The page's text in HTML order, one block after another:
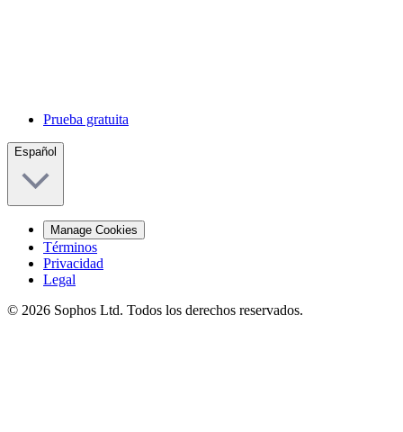
Prueba gratuita
Español
Manage Cookies
Términos
Privacidad
Legal
© 2026 Sophos Ltd. Todos los derechos reservados.